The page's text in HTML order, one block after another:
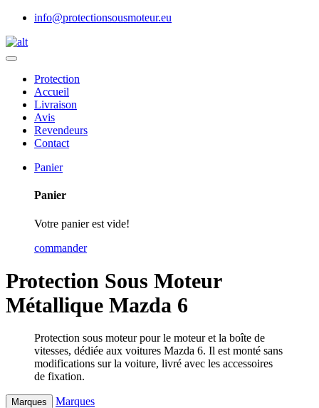
info@protectionsousmoteur.eu
Protection
Accueil
Livraison
Avis
Revendeurs
Contact
Panier
Panier
Votre panier est vide!
commander
Protection Sous Moteur
Métallique Mazda 6
Protection sous moteur pour le moteur et la boîte de
vitesses, dédiée aux voitures Mazda 6. Il est monté sans
modifications sur la voiture, livré avec les accessoires
de fixation.
Marques Marques